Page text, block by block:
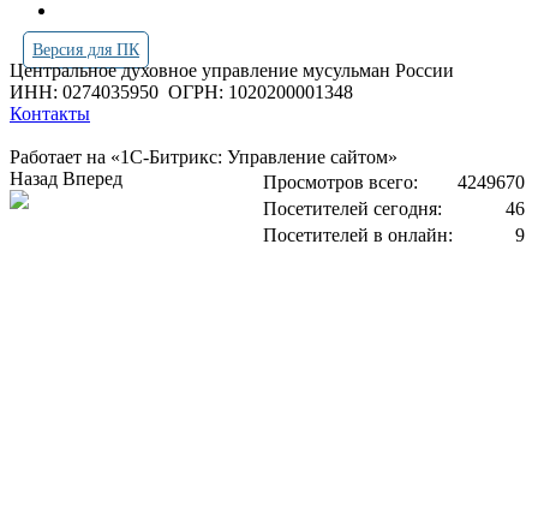
Версия для ПК
Центральное духовное управление мусульман России
ИНН: 0274035950 ОГРН: 1020200001348
Контакты
Работает на «1С-Битрикс: Управление сайтом»
Просмотров всего:
4249670
Посетителей сегодня:
46
Посетителей в онлайн:
9
Назад Вперед